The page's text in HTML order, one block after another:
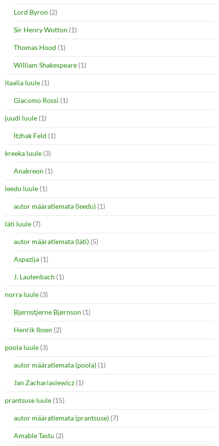
Lord Byron (2)
Sir Henry Wotton (1)
Thomas Hood (1)
William Shakespeare (1)
itaalia luule (1)
Giacomo Rossi (1)
juudi luule (1)
Itzhak Feld (1)
kreeka luule (3)
Anakreon (1)
leedu luule (1)
autor määratlemata (leedu) (1)
läti luule (7)
autor määratlemata (läti) (5)
Aspazija (1)
J. Lautenbach (1)
norra luule (3)
Bjørnstjerne Bjørnson (1)
Henrik Ibsen (2)
poola luule (3)
autor määratlemata (poola) (1)
Jan Zachariasiewicz (1)
prantsuse luule (15)
autor määratlemata (prantsuse) (7)
Amable Tastu (2)